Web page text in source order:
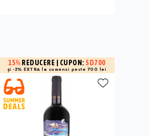
15% REDUCERE | CUPON:SD700
și -3% EXTRA la comenzi peste 700 lei